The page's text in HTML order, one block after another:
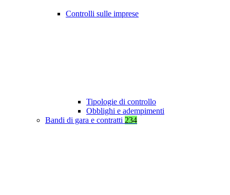
Controlli sulle imprese
Tipologie di controllo
Obblighi e adempimenti
Bandi di gara e contratti 234